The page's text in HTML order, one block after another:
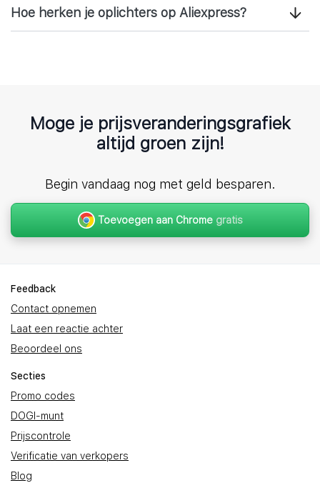
Hoe herken je oplichters op Aliexpress?
Moge je prijsveranderingsgrafiek
altijd groen zijn!
Begin vandaag nog met geld besparen.
Toevoegen aan Chrome gratis
Feedback
Contact opnemen
Laat een reactie achter
Beoordeel ons
Secties
Promo codes
DOGI-munt
Prijscontrole
Verificatie van verkopers
Blog